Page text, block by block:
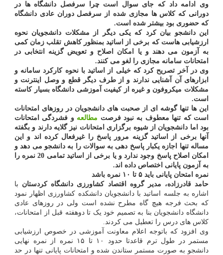
وی ادامه داد که جای سوال است چرا سرفصل دانشگاه ها در
دورانی که کلاس ها مجازی شده از سرفصل دوران عادی دانشگاه
که حضوری بود بیشتر شده است.
این دانشجو بیان کرد که یکی دیگر از مشکلات دانشجویان نحوه
ارزشیابی هاست که برخی از اساتید بمنظور کاهش تقلب زمان کمی
به آزمون می دهند و یا امکان اصلاح و تعویض گزینه انتخابی در
امتحانات سامانه مجازی را لغو می کنند.
وی در آخر تصریح کرد که خیلی از اساتید با نحوه کارکرد سامانه و
ابزارهای آن آشنایی ندارند و از طرف دیگر قطع و وصل اینترنت و
مشکلات میکروفون و غیره از کیفیت آموزشی دانشگاه بسیار کاسته
است.
این ها تنها گوشه ای از صحبت های دانشجویان در روزهای امتحانات
است که تنها معطوف به نبود فرصت مطالعه و فشردگی امتحانات
بود اما دانشجویان از شیوه برگزاری امتحانات نیز گلایه دارند و بگفته
آنها برخی از اساتید گزینه مرور پاسخ را غیرفعال کرده اند و این
مساله تنها اجازه یکبار پاسخ دهی به سوالات را به دانشجو می دهد و
امکان اصلاح پاسخ وجود ندارد و یا برخی از اساتید تمامی 20 نمره را
به آزمون پایانی اختصاص داده اند.
نمره امتحان پایانی باید ۵ تا ۱۰ نمره باشد
حامد قادرزاده، مدیر گروه اقتصاد کشاورزی دانشگاه کردستان با
اشاره به جلسه اساتید با دانشجویان دانشکده کشاورزی اظهار نمود
که بحث فرجه هیچ گاه مطرح نشده است ولی در روزهای عادی
دانشگاه دانشجویان بنا به تصمیم خود یک تا دوهفته قبل از امتحانات،
کلاس های درس را تعطیل می کردند.
وی افزود که باتوجه اعلام معاونت آموزشی در خصوص ارزشیابی
مستمر در طول ترم قاعدتا حدود ۱۰ تا ۱۵ نمره از نمره نهایی
دانشجو به صورت مستمر ستاندن شده و امتحانات پایانی تنها در حد